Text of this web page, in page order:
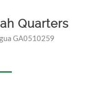
Quarters
GA0510259